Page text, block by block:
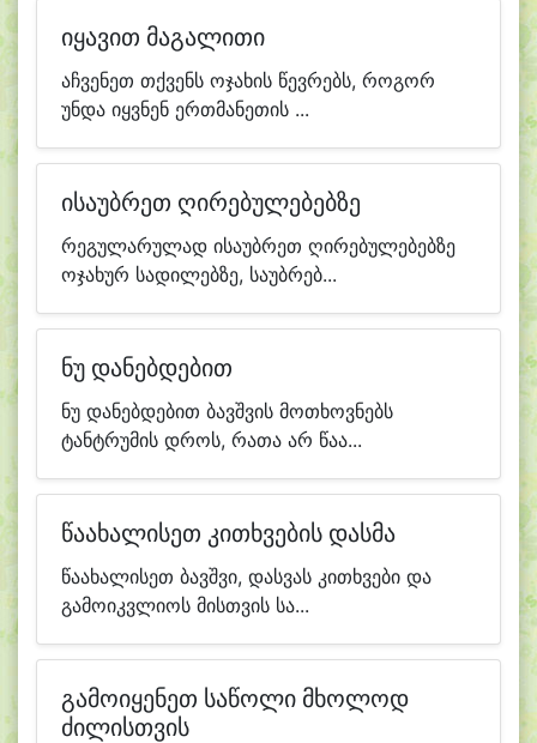
იყავით მაგალითი
აჩვენეთ თქვენს ოჯახის წევრებს, როგორ
უნდა იყვნენ ერთმანეთის ...
ისაუბრეთ ღირებულებებზე
რეგულარულად ისაუბრეთ ღირებულებებზე
ოჯახურ სადილებზე, საუბრებ...
ნუ დანებდებით
ნუ დანებდებით ბავშვის მოთხოვნებს
ტანტრუმის დროს, რათა არ წაა...
წაახალისეთ კითხვების დასმა
წაახალისეთ ბავშვი, დასვას კითხვები და
გამოიკვლიოს მისთვის სა...
გამოიყენეთ საწოლი მხოლოდ
ძილისთვის